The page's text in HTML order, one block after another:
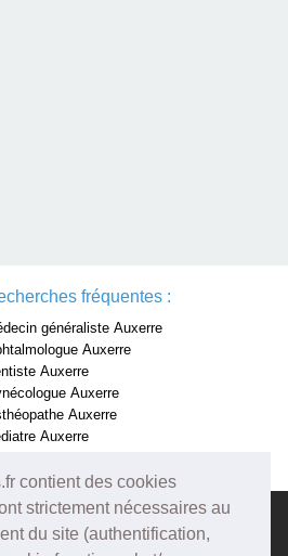
contient des cookies
strictement nécessaires au
du site (authentification,
fréquentes :
généraliste Auxerre
Auxerre
Auxerre
Auxerre
Auxerre
Auxerre